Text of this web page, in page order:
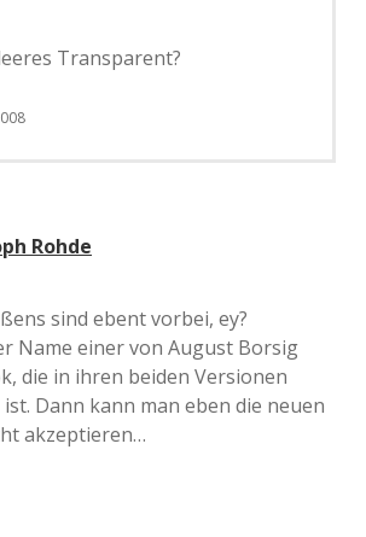
Transparent?
Rohde
sind ebent vorbei, ey?
Name einer von August Borsig
die in ihren beiden Versionen
Dann kann man eben die neuen
akzeptieren…